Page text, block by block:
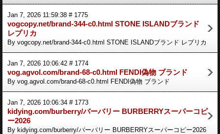
Jan 7, 2026 11:59:38 # 1775
vogcopy.net/brand-344-c0.html STONE ISLANDブランド
レプリカ
By vogcopy.net/brand-344-c0.html STONE ISLANDブランド レプリカ
Jan 7, 2026 10:06:42 # 1774
vog.agvol.com/brand-68-c0.html FENDI偽物 ブランド
By vog.agvol.com/brand-68-c0.html FENDI偽物 ブランド
Jan 7, 2026 10:06:34 # 1773
kidying.com/burberry/バーバリー BURBERRYスーパーコピ
ー2026
By kidying.com/burberry/バーバリー BURBERRYスーパーコピー2026